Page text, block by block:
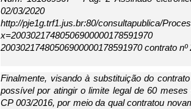
02/03/
http://pje1g.trf1.jus.br:80/consultapublica/
20030217480506900000178591970 contrato
Finalmente, visando à substituição do
possível por atingir o limite legal de 60
CP 003/2016, por meio da qual contratou